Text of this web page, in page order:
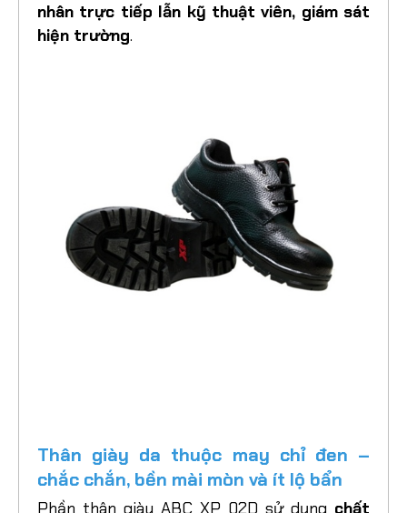
nhân trực tiếp lẫn kỹ thuật viên, giám sát
hiện trường.
Thân giày da thuộc may chỉ đen –
chắc chắn, bền mài mòn và ít lộ bẩn
Phần thân giày ABC XP 02D sử dụng chất